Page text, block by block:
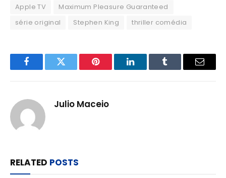
Apple TV
Maximum Pleasure Guaranteed
série original
Stephen King thriller comédia
FacebookTwitter Pinterest LinkedInTumblr Email
Julio Maceio
RELATED POSTS